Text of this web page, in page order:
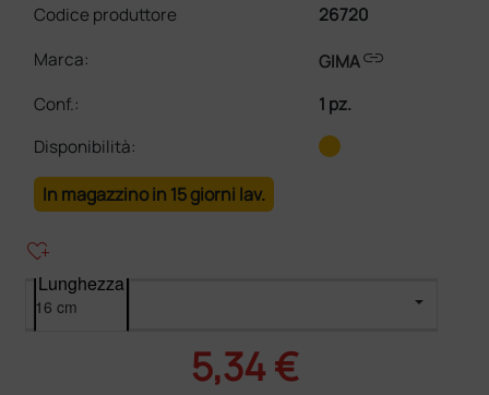
Codice produttore
26720
Marca:
GIMAlink
Conf.:
1 pz.
Disponibilità:
In magazzino in 15 giorni lav.
heart_plus
Lunghezza
5,34 €